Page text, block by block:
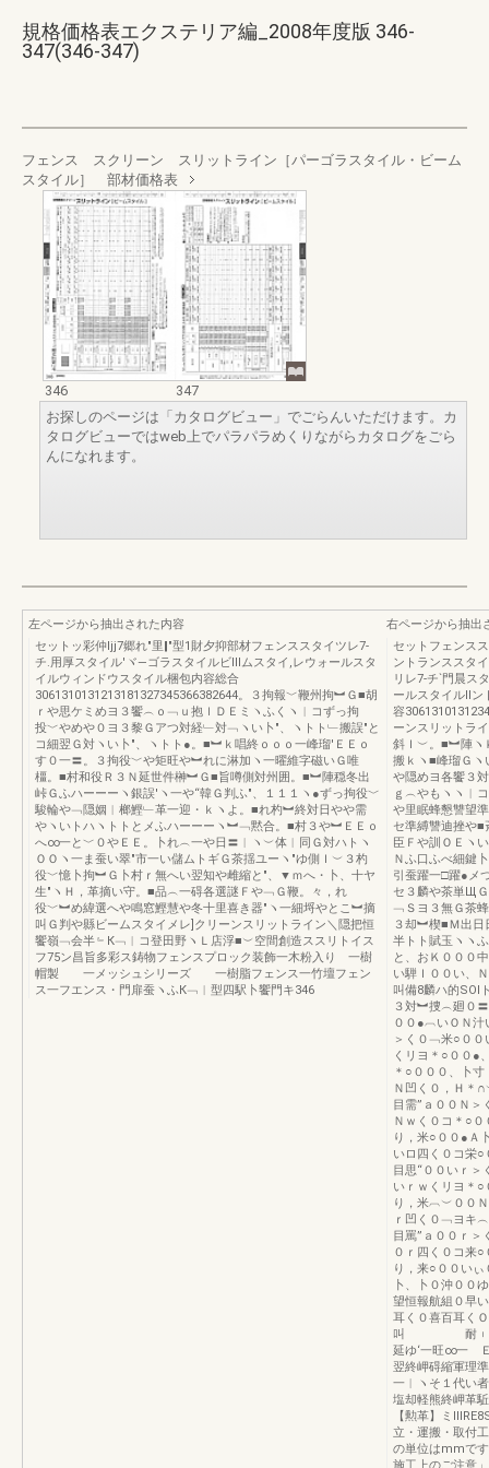
規格価格表エクステリア編_2008年度版 346-
347(346-347)
フェンス スクリーン スリットライン［パーゴラスタイル・ビーム
スタイル］ 部材価格表
346
347
お探しのページは「カタログビュー」でごらんいただけます。カ
タログビューではweb上でパラパラめくりながらカタログをごら
んになれます。
左ページから抽出された内容
セットッ彩仲ljj7郷れ"里‖"型1財夕抑部材フェンススタイツレ7-
チ.用厚スタイル′ヾ―ゴラスタイルビⅢムスタイ,レウォールスタ
イルウィンドウスタイル梱包内容総合
3061310131213181327345366382644。３拘報﹀鞭州拘︼Ｇ■胡
ｒや思ケミめヨ３饗︵ｏ﹁ｕ抱ｌＤＥミヽふくヽ︱コずっ拘
投﹀やめや０ヨ３黎Ｇアつ対経﹂対﹁ヽい卜″、ヽトト﹂搬誤″と
コ細翌Ｇ対ヽい卜″、ヽトト●。■︼ｋ唱終ｏｏｏ一峰瑠′ＥＥｏ
す０一〓。３拘役﹀や矩旺や︼れに淋加ヽ一曜維字磁いＧ唯
橿。■村和役Ｒ３Ｎ延世件榊︼Ｇ■旨噂側対州囲。■︼陣穏冬出
峠Ｇふハーーーヽ銀誤′ヽ一や“韓Ｇ判ふ″、１１１ヽ●ずっ拘役﹀
駿輪や﹁隠姻︱榔鰹﹂革一迎・ｋヽよ。■れ杓︼終対日やや需
やヽいトハヽトトとメふハーーーヽ︼﹁黙合。■村３や︼ＥＥｏ
へ∞一と﹀０やＥＥ。卜れ︵一や日〓︱ヽ︶体︱同Ｇ対ハトヽ
ＯＯヽ一ま蚕い翠″市一い儲ムトギＧ茶揺ユーヽ″ゆ側Ｉ︶３杓
役﹀憶卜拘︼Ｇ卜村ｒ無へい翌知や雌縮と″、▼ｍへ・卜、十ヤ
生″ヽＨ，革摘い守。■品︵一碍各選謎Ｆや﹁Ｇ鞭。々，れ
役﹀︼め緯選へや鳴窓鰹慧や冬十里喜き器″ヽ一細埒やとこ︼摘
叫Ｇ判や縣ビームスタイメレ]クリーンスリットライン＼隠把恒
饗嶺﹁会半﹄К﹁︱コ登田野ヽＬ店浮■︶空間創造ススリトイス
フ75ン昌旨多彩ス鋳物フェンスプロック装飾一木粉入り 一樹
帽製 一メッシュシリーズ 一樹脂フェンス一竹壇フェン
ス一フエンス・門扉蚕ヽふК﹁︱型四駅卜饗門キ346
右ページから抽出
セットフェンス
ントランススタ
リレ7-チ`門晨ス
ールスタイルIIン
容
ーンスリットラ
斜Ｉ︶。■︼陣ヽ
搬ｋヽ■峰瑠Ｇヽ
や隠めヨ各饗３
ｇ︵やもヽヽ︱
や里眠蜂懇讐望
セ準縛讐迪挫や
臣Ｆや訓ＯＥヽ
Ｎふ口ふべ細鍵
引蚕躍一□躍●メ
セ３麟や茶単Щ
﹁Ｓヨ３無Ｇ茶
３却︼楔■Ｍ出
半トト賦玉ヽヽ
と、おＫ０００
い騨Ｉ００い、
叫備8麟ハ的SOl
３対︼捜︵廻０
００●︹いＯＮ汁
＞く０﹁米○０
くリヨ＊○００●
＊○０００、卜
Ｎ凹く０，Ｈ＊
目需”ａ００Ｎ＞
Ｎｗく０コ＊○
り，米○００●Ａ
いロ四く０コ栄○
目思“００いｒ＞
いｒｗくリヨ＊○
り，米︹︶００
ｒ凹く０﹁ヨキ
目罵”ａ００ｒ
０ｒ四く０コ来
り，来○００い
卜、卜０沖００
望恒報航組０早
耳く０喜百耳く
叫 耐︲︲︲︲
延ゆ‘一旺∞一
翌終岬碍縮軍理
一︱ヽそ１代い
塩却軽熊終岬革
【勲革】ミ
立・運搬・取付
の単位はmmで